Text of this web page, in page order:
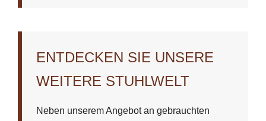
ENTDECKEN SIE UNSERE
WEITERE STUHLWELT
Neben unserem Angebot an gebrauchten